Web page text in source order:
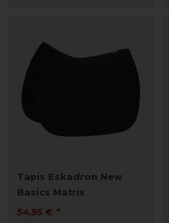
Tapis Eskadron New
Basics Matrix
54,95 € *